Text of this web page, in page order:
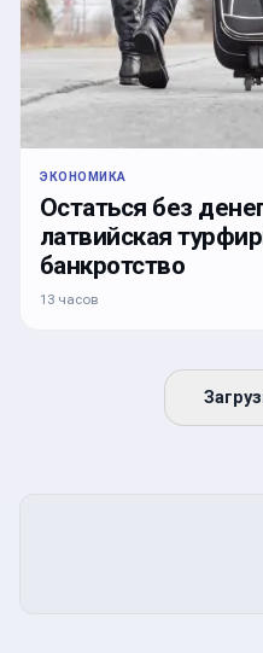
ЭКОНОМИКА
Остаться без
латвийская
банкротство
13 часов